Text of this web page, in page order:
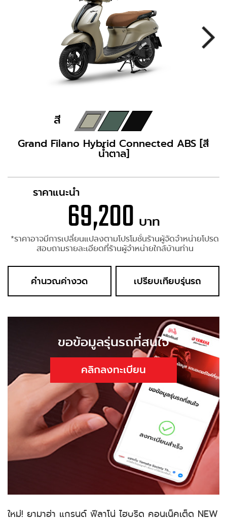
สี
Grand Filano Hybrid Connected ABS [สี
น้ำตาล]
ราคาแนะนำ
69,200 บาท
*ราคาอาจมีการเปลี่ยนแปลงตามโปรโมชั่นร้านผู้จัดจำหน่ายโปรด
สอบถามรายละเอียดที่ร้านผู้จำหน่ายใกล้บ้านท่าน
คำนวณค่างวด เปรียบเทียบรุ่นรถ
ขอข้อมูลรุ่นรถที่สนใจ
คลิกลงทะเบียน
ใหม่! ยามาฮ่า แกรนด์ ฟีลาโน่ ไฮบริด คอนเน็คเต็ด NEW